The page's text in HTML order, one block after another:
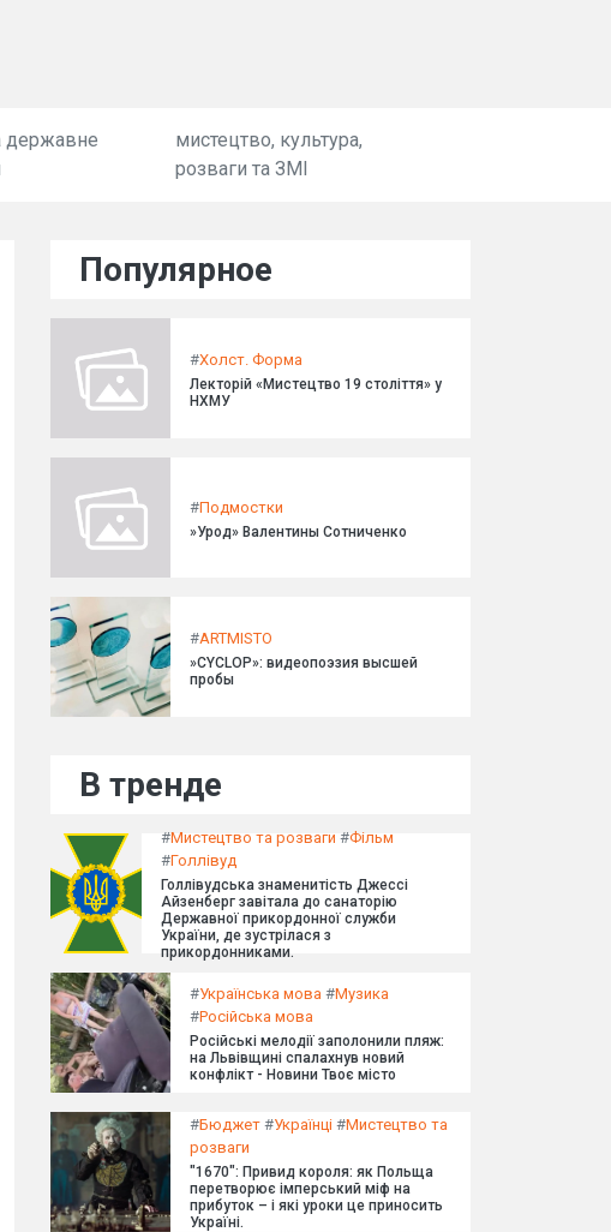
державне
мистецтво, культура,
розваги та ЗМІ
Популярное
#Холст. Форма
Лекторій «Мистецтво 19 століття» у
НХМУ
#Подмостки
»Урод» Валентины Сотниченко
#ARTMISTO
»CYCLOP»: видеопоэзия высшей
пробы
В тренде
#Мистецтво та розваги #Фільм
#Голлівуд
Голлівудська знаменитість Джессі
Айзенберг завітала до санаторію
Державної прикордонної служби
України, де зустрілася з
прикордонниками.
#Українська мова #Музика
#Російська мова
Російські мелодії заполонили пляж:
на Львівщині спалахнув новий
конфлікт - Новини Твоє місто
#Бюджет #Українці #Мистецтво та
розваги
"1670": Привид короля: як Польща
перетворює імперський міф на
прибуток – і які уроки це приносить
Україні.